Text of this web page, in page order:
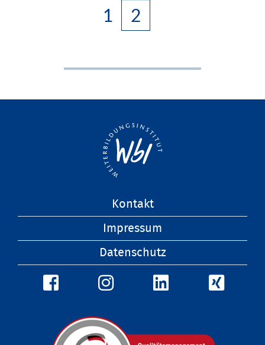
1 2
Kontakt
Impressum
Datenschutz